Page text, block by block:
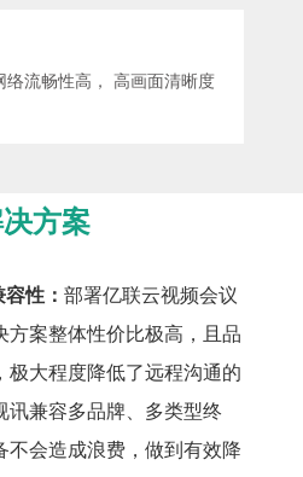
络流畅性高， 高画面清晰度
方案
性： 部署亿联云视频会议
方案整体性价比极高，且品
极大程度降低了远程沟通的
讯兼容多品牌、多类型终
不会造成浪费，做到有效降